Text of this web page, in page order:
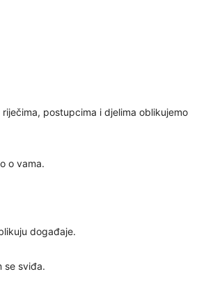
postupcima i djelima oblikujemo
o vama.
događaje.
se sviđa.